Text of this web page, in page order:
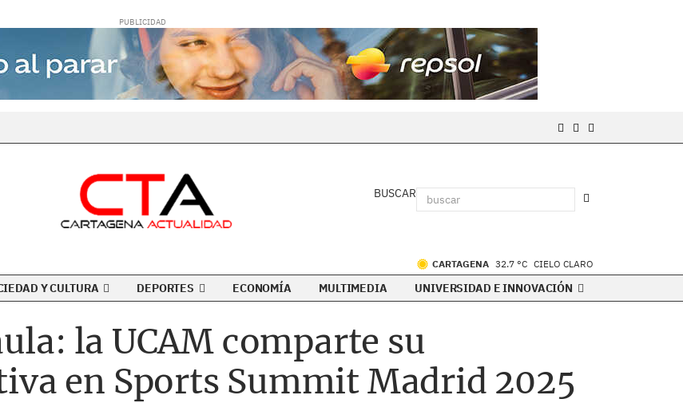
BUSCAR
CARTAGENA 32.7 °C CIELO CLARO
Y CULTURA DEPORTES ECONOMÍA MULTIMEDIA UNIVERSIDAD E INNOVACIÓN
la UCAM comparte su
en Sports Summit Madrid 2025